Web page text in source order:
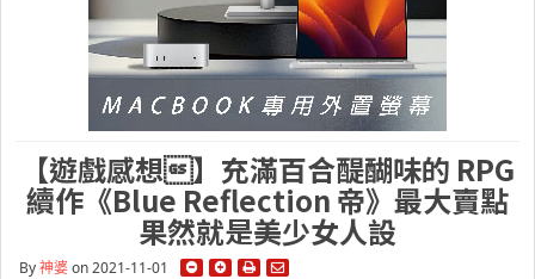
【遊戲感想】充滿百合醍醐味的 RPG
續作《Blue Reflection 帝》最大賣點
果然就是美少女人設
By神婆on 2021-11-01